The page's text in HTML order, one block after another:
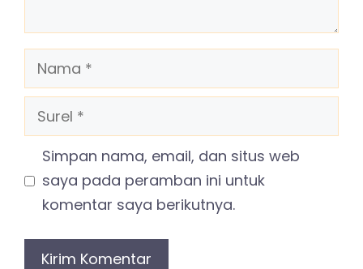
Nama
Surel
Simpan nama, email, dan situs web
saya pada peramban ini untuk
komentar saya berikutnya.